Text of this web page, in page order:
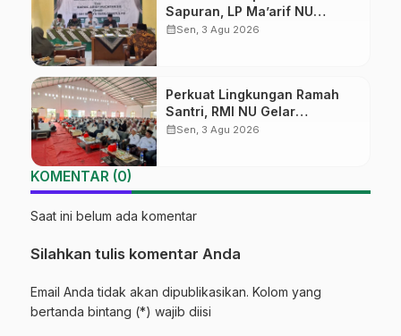
Sapuran, LP Ma’arif NU
Wonosobo Tekankan Lima
calendar_monthSen, 3 Agu 2026
Perkuat Lingkungan Ramah
Santri, RMI NU Gelar
‘Sambang Pesantren’ di Pati
calendar_monthSen, 3 Agu 2026
KOMENTAR (0)
Saat ini belum ada komentar
Silahkan tulis komentar Anda
Email Anda tidak akan dipublikasikan. Kolom yang
bertanda bintang (*) wajib diisi